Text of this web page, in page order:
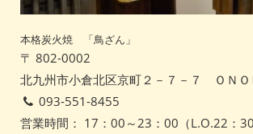
本格炭火焼 「鳥ざん」
〒 802-0002
北九州市小倉北区京町２－７－７ ＯＮ
093-551-8455
営業時間： 17：00～23：00（L.O.22：30